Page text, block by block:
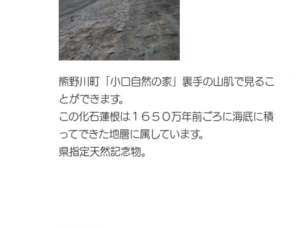
熊野川町「小口自然の家」裏手の山肌で見るこ
とができます。
この化石蓮根は１６５０万年前ごろに海底に積
ってできた地層に属しています。
県指定天然記念物。